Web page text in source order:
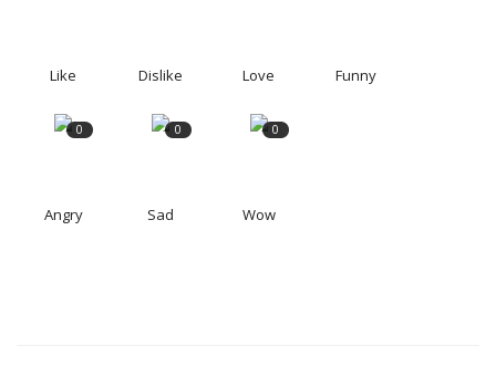
Like Dislike Love Funny
0
Angry
0
Sad
0
Wow